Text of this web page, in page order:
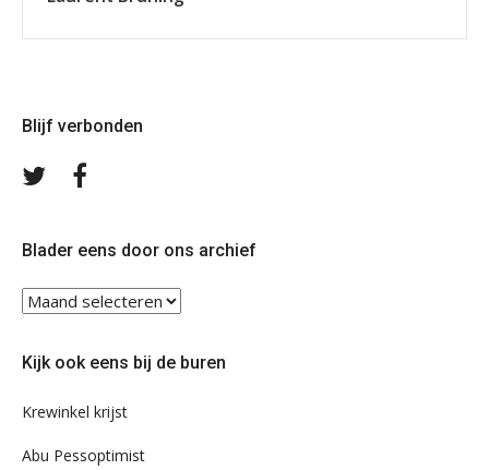
Blijf verbonden
Volg
Blader eens door ons archief
Blader
ons
Kijk ook eens bij de buren
Krewinkel krijst
Abu Pessoptimist